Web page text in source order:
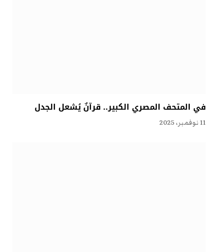
في المتحف المصري الكبير.. قرآنٌ يُشعل الجدل
11 نوفمبر، 2025